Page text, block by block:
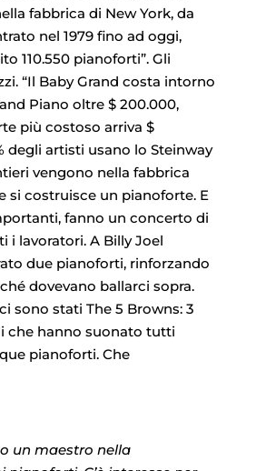
fabbrica di New York, da
nel 1979 fino ad oggi,
110.550 pianoforti”. Gli
“Il Baby Grand costa intorno
Piano oltre $ 200.000,
più costoso arriva $
degli artisti usano lo Steinway
vengono nella fabbrica
si costruisce un pianoforte. E
fanno un concerto di
i lavoratori. A Billy Joel
due pianoforti, rinforzando
dovevano ballarci sopra.
sono stati The 5 Browns: 3
che hanno suonato tutti
pianoforti. Che
un maestro nella